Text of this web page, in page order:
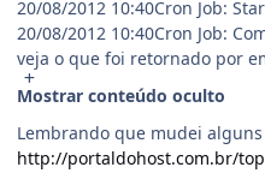
20/08/2012 10:40Cron Job:
20/08/2012 10:40Cron Job:
veja o que foi retornado por
Mostrar conteúdo oculto
Lembrando que mudei
http://portaldohost.com.br/